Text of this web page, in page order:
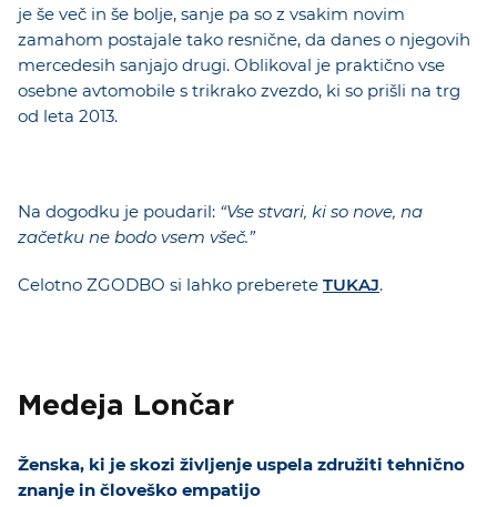
je še več in še bolje, sanje pa so z vsakim novim
zamahom postajale tako resnične, da danes o njegovih
mercedesih sanjajo drugi. Oblikoval je praktično vse
osebne avtomobile s trikrako zvezdo, ki so prišli na trg
od leta 2013.
Na dogodku je poudaril: “Vse stvari, ki so nove, na
začetku ne bodo vsem všeč.”
Celotno ZGODBO si lahko preberete TUKAJ.
Medeja Lončar
Ženska, ki je skozi življenje uspela združiti tehnično
znanje in človeško empatijo